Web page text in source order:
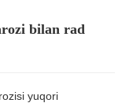
bilan rad
yuqori